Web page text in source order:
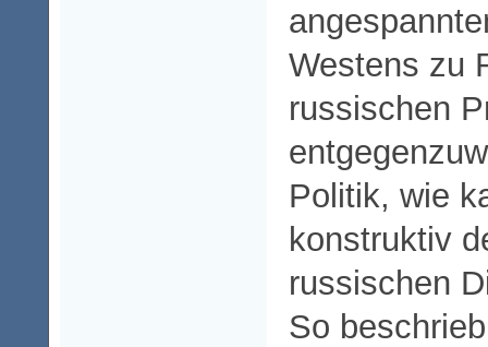
Westens zu
russischen
Politik, wie
konstruktiv
russischen
So